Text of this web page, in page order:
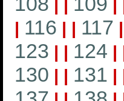
| | |
| 116 | | 117 |
123 | | 124 |
130 | | 131 |